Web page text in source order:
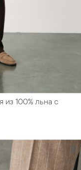
из 100% льна с